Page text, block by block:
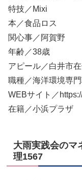
特技／Mixi
本／食品ロス
関心事／阿賀野
年齢／38歳
アピール／白井市
職種／海洋環境専門
WEBサイト／
在籍／小浜プラザ
大雨実践会のマ
理1567